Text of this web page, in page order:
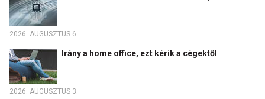
2026. AUGUSZTUS 6.
Irány a home office, ezt kérik a cégektől
2026. AUGUSZTUS 3.